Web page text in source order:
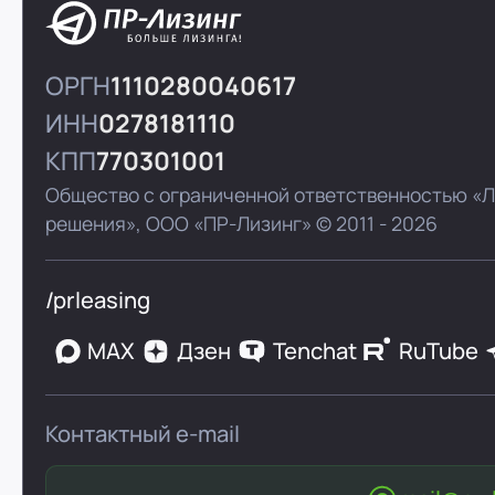
ОРГН1110280040617
ИНН0278181110
КПП770301001
Общество с ограниченной ответственностью
решения»,ООО «ПР-Лизинг» © 2011 - 2026
/prleasing
MAX
Дзен Tenchat RuTube
Контактный e-mail